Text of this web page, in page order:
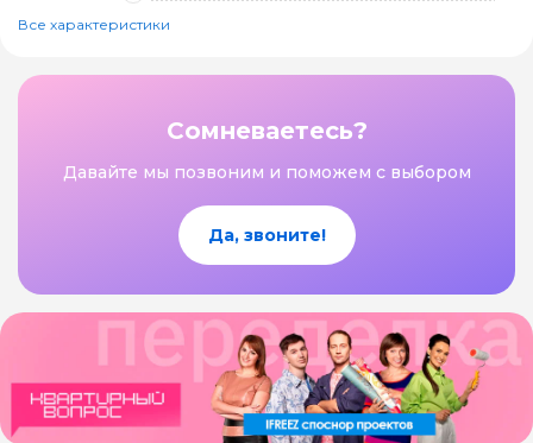
Все характеристики
Сомневаетесь?
Давайте мы позвоним и поможем с выбором
Да, звоните!